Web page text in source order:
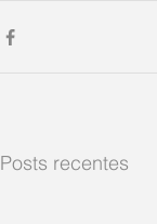
Posts recentes